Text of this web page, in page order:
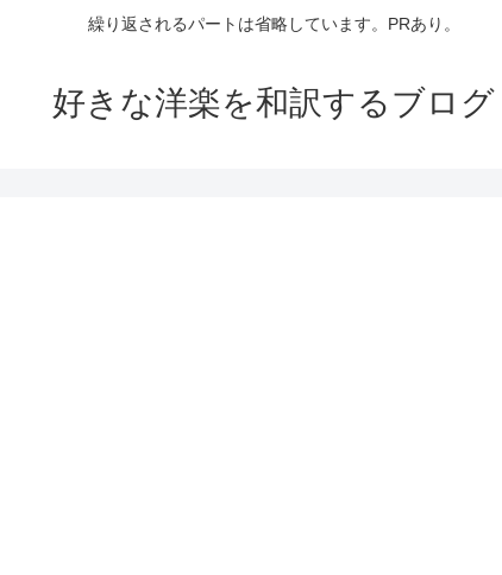
繰り返されるパートは省略しています。PRあり。
好きな洋楽を和訳するブログ